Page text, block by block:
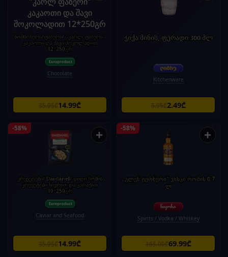
ბომბონერი/ფაზერი/ "კარლ ფაზერი"
კაკაოთი და შავი შოკოლადით
12*250გრ
Chocolate
35.95₾14.99₾
ჭიქა მინის, ფერადი 300 მლ
Kitchenware
5.95₾2.49₾
-58% +
კრევეტები/ Dardanel/ დიდი ზომის
კრევეტები ნივრით და კარაქით
10*250გრ
Caviar and Seafood
35.95₾14.99₾
-58% +
„გლენ ტერნერი“ ვისკი რომის 0.7
ლ
Spirits / Vodka / Whiskey
165.00₾69.99₾